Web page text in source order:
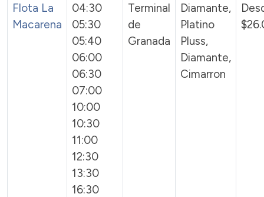
Flota La
Macarena
04:30
05:30
05:40
06:00
06:30
07:00
10:00
10:30
11:00
12:30
13:30
16:30
Terminal
de
Granada
Diamante,
Platino
Pluss,
Diamante,
Cimarron